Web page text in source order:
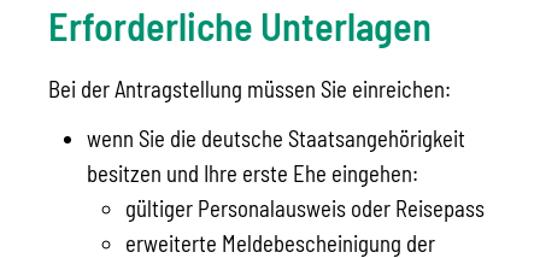
Erforderliche Unterlagen
Bei der Antragstellung müssen Sie einreichen:
wenn Sie die deutsche Staatsangehörigkeit
besitzen und Ihre erste Ehe eingehen:
gültiger Personalausweis oder Reisepass
erweiterte Meldebescheinigung der